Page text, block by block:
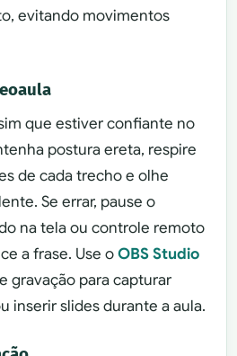
evitando movimentos
que estiver confiante no
postura ereta, respire
de cada trecho e olhe
Se errar, pause o
na tela ou controle remoto
a frase. Use oOBS Studio
gravação para capturar
inserir slides durante a aula.